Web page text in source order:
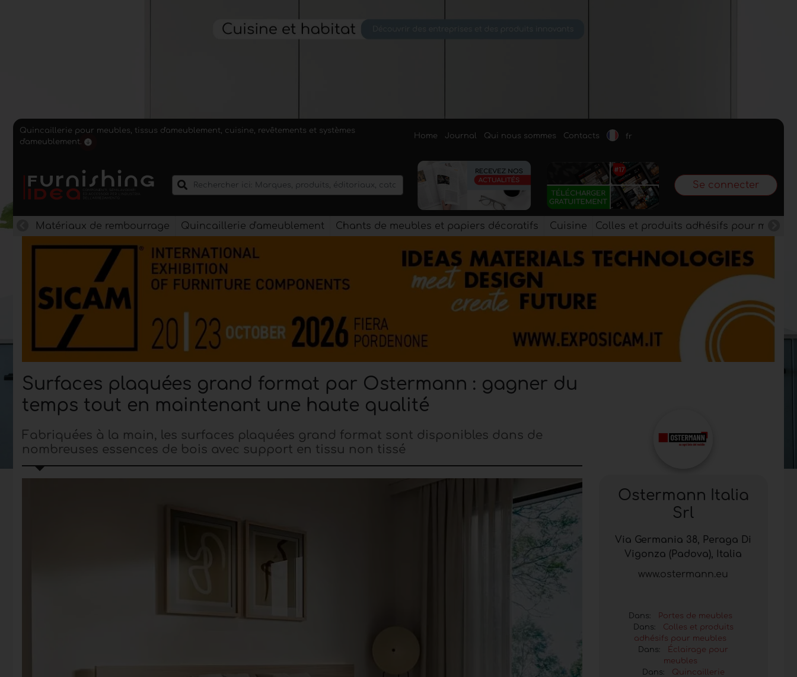
Quincaillerie pour meubles, tissus d'ameublement, cuisine, revêtements et systèmes
d'ameublement.
Home Journal Qui nous sommes Contacts fr
Se connecter
Matériaux de rembourrage Quincaillerie d'ameublement Chants de meubles et papiers décoratifs Cuisine Colles et produits adhésifs pour
Surfaces plaquées grand format par Ostermann : gagner du
temps tout en maintenant une haute qualité
Fabriquées à la main, les surfaces plaquées grand format sont disponibles dans de
nombreuses essences de bois avec support en tissu non tissé
Ostermann Italia
Srl
Via Germania 38, Peraga Di
Vigonza (Padova), Italia
www.ostermann.eu
Dans:
Portes de meubles
Dans:
Colles et produits
adhésifs pour meubles
Dans:
Éclairage pour
meubles
Dans:
Quincaillerie